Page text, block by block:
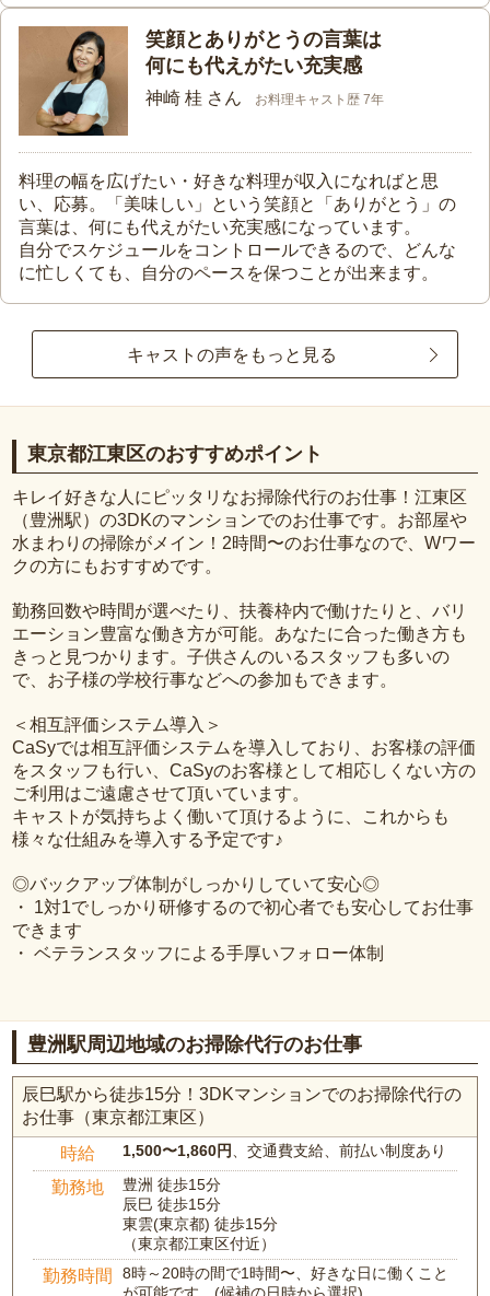
笑顔とありがとうの言葉は
何にも代えがたい充実感
神崎 桂 さん お料理キャスト歴 7年
料理の幅を広げたい・好きな料理が収入になればと思
い、応募。「美味しい」という笑顔と「ありがとう」の
言葉は、何にも代えがたい充実感になっています。
自分でスケジュールをコントロールできるので、どんな
に忙しくても、自分のペースを保つことが出来ます。
キャストの声をもっと見る
東京都江東区のおすすめポイント
キレイ好きな人にピッタリなお掃除代行のお仕事！江東区
（豊洲駅）の3DKのマンションでのお仕事です。お部屋や
水まわりの掃除がメイン！2時間〜のお仕事なので、Wワー
クの方にもおすすめです。
勤務回数や時間が選べたり、扶養枠内で働けたりと、バリ
エーション豊富な働き方が可能。あなたに合った働き方も
きっと見つかります。子供さんのいるスタッフも多いの
で、お子様の学校行事などへの参加もできます。
＜相互評価システム導入＞
CaSyでは相互評価システムを導入しており、お客様の評価
をスタッフも行い、CaSyのお客様として相応しくない方の
ご利用はご遠慮させて頂いています。
キャストが気持ちよく働いて頂けるように、これからも
様々な仕組みを導入する予定です♪
◎バックアップ体制がしっかりしていて安心◎
・ 1対1でしっかり研修するので初心者でも安心してお仕事
できます
・ ベテランスタッフによる手厚いフォロー体制
豊洲駅周辺地域のお掃除代行のお仕事
辰巳駅から徒歩15分！3DKマンションでのお掃除代行の
お仕事（東京都江東区）
時給 1,500〜1,860円、交通費支給、前払い制度あり
勤務地
豊洲 徒歩15分
辰巳 徒歩15分
東雲(東京都) 徒歩15分
（東京都江東区付近）
勤務時間
8時～20時の間で1時間〜、好きな日に働くこと